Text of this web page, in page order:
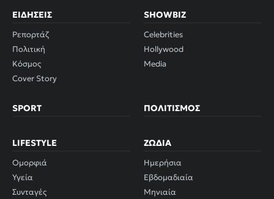
ΕΙΔΉΣΕΙΣ
Ρεπορτάζ
Πολιτική
Κόσμος
Cover Story
SHOWBIZ
Celebrities
Hollywood
Media
SPORT ΠΟΛΙΤΙΣΜΌΣ
LIFESTYLE
Ομορφιά
Υγεία
Συνταγές
ΖΏΔΙΑ
Ημερήσια
Εβδομαδιαία
Μηνιαία